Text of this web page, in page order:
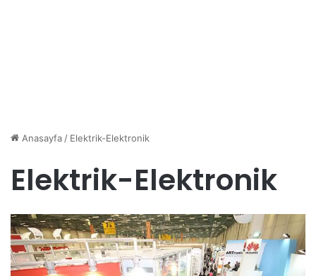
Anasayfa/ Elektrik-Elektronik
Elektrik-Elektronik